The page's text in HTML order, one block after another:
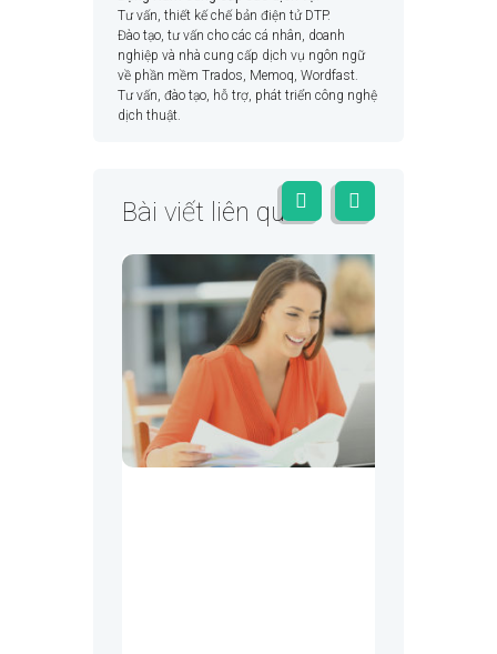
Tư vấn, thiết kế chế bản điện tử DTP.
Đào tạo, tư vấn cho các cá nhân, doanh
nghiệp và nhà cung cấp dịch vụ ngôn ngữ
về phần mềm Trados, Memoq, Wordfast.
Tư vấn, đào tạo, hỗ trợ, phát triển công nghệ
dịch thuật.
Bài viết liên quan